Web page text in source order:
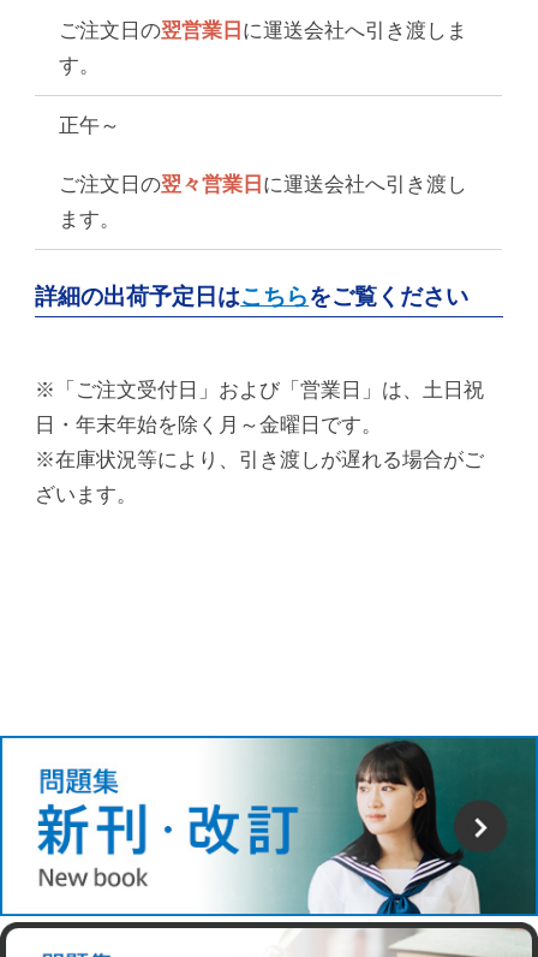
ご注文日の翌営業日 に運送会社へ引き渡しま
す。
正午～
ご注文日の翌々営業日 に運送会社へ引き渡し
ます。
詳細の出荷予定日はこちらをご覧ください
※「ご注文受付日」および「営業日」は、土日祝
日・年末年始を除く月～金曜日です。
※在庫状況等により、引き渡しが遅れる場合がご
ざいます。